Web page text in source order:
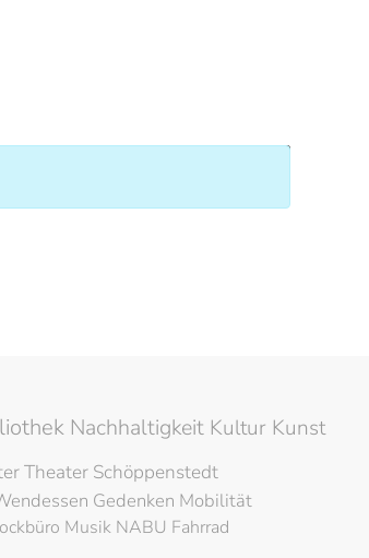
Nachhaltigkeit Kultur Kunst
Theater Schöppenstedt
Gedenken Mobilität
Musik NABU Fahrrad